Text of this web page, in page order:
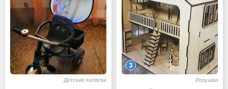
Детские коляски
3
Игрушки